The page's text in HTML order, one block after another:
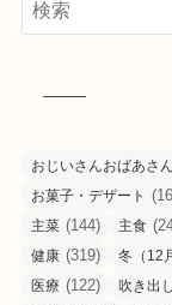
おじいさんおばあさん
お菓子・デザート
主菜 (144) 主食
健康 (319) 冬（12
医療 (122) 吹き出